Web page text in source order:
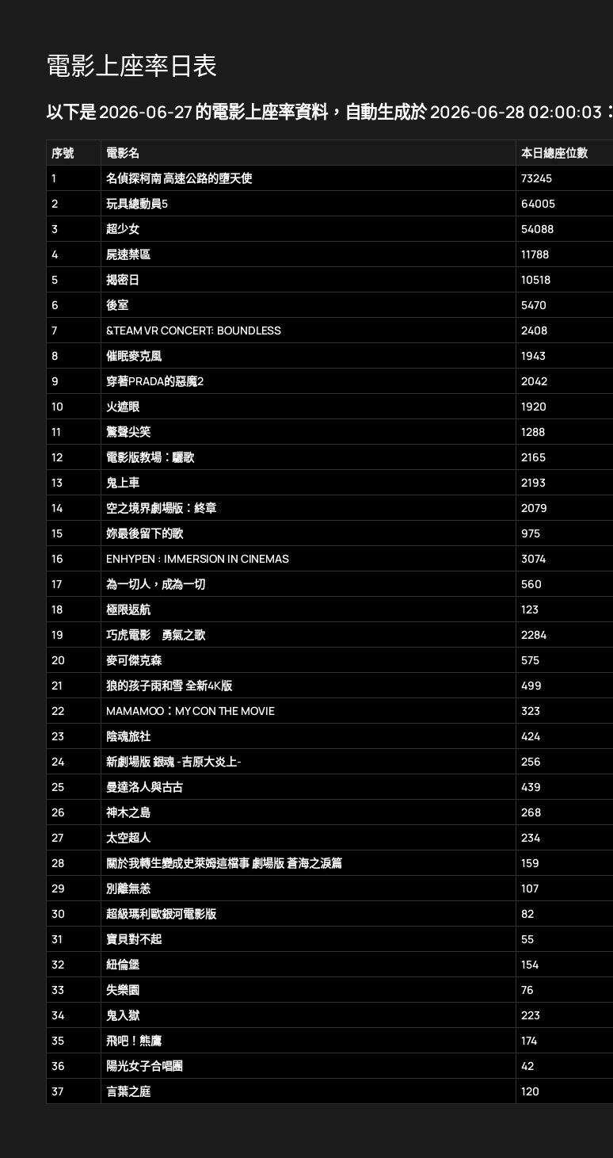
電影上座率日表
以下是 2026-06-27 的電影上座率資料，自動生成於 2026-06-28 02:00:03：
序號 電影名 本日總座位數
1
名偵探柯南 高速公路的墮天使 73245
2
玩具總動員5 64005
3
超少女 54088
4
屍速禁區 11788
5
揭密日 10518
6
後室 5470
7
&TEAM VR CONCERT: BOUNDLESS 2408
8
催眠麥克風 1943
9
穿著PRADA的惡魔2 2042
10
火遮眼 1920
11
驚聲尖笑 1288
12
電影版教場：驪歌 2165
13
鬼上車 2193
14
空之境界劇場版：終章 2079
15
妳最後留下的歌 975
16
ENHYPEN : IMMERSION IN CINEMAS 3074
17
為一切人，成為一切 560
18
極限返航 123
19
巧虎電影 勇氣之歌 2284
20
麥可傑克森 575
21
狼的孩子雨和雪 全新4K版 499
22
MAMAMOO：MY CON THE MOVIE 323
23
陰魂旅社 424
24
新劇場版 銀魂 -吉原大炎上- 256
25
曼達洛人與古古 439
26
神木之島 268
27
太空超人 234
28
關於我轉生變成史萊姆這檔事 劇場版 蒼海之淚篇 159
29
別離無恙 107
30
超級瑪利歐銀河電影版 82
31
寶貝對不起 55
32
紐倫堡 154
33
失樂園 76
34
鬼入獄 223
35
飛吧！熊鷹 174
36
陽光女子合唱團 42
37
言葉之庭 120